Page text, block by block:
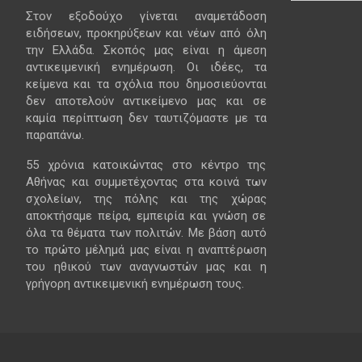
Στον εξοδούχο γίνεται αναμετάδοση
ειδήσεων, προκηρύξεων και νέων από όλη
την Ελλάδα. Σκοπός μας είναι η άμεση
αντικειμενική ενημέρωση. Οι ιδέες, τα
κείμενα και τα σχόλια που δημοσιεύονται
δεν αποτελούν αντικείμενο μας και σε
καμία περίπτωση δεν ταυτιζόμαστε με τα
παραπάνω.
55 χρόνια κατοικώντας στο κέντρο της
Αθήνας και συμμετέχοντας στα κοινά των
σχολείων, της πόλης και της χώρας
αποκτήσαμε πείρα, εμπειρία και γνώση σε
όλα τα θέματα των πολιτών. Με βάση αυτό
το πρώτο μέλημά μας είναι η αναπτέρωση
του ηθικού των αναγνωστών μας και η
γρήγορη αντικειμενική ενημέρωση τους.